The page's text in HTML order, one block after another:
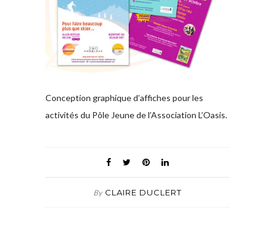
Conception graphique d’affiches pour les
activités du Pôle Jeune de l’Association L’Oasis.
By CLAIRE DUCLERT